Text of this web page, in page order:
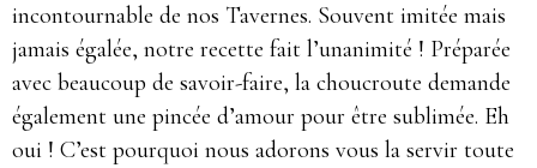
incontournable de nos Tavernes. Souvent imitée mais
jamais égalée, notre recette fait l’unanimité ! Préparée
avec beaucoup de savoir-faire, la choucroute demande
également une pincée d’amour pour être sublimée. Eh
oui ! C’est pourquoi nous adorons vous la servir toute